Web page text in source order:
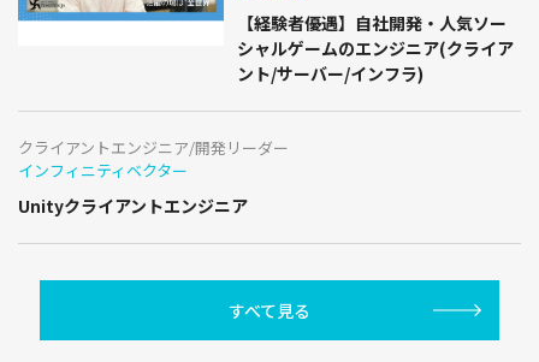
【経験者優遇】自社開発・人気ソー
シャルゲームのエンジニア(クライア
ント/サーバー/インフラ)
クライアントエンジニア/開発リーダー
インフィニティベクター
Unityクライアントエンジニア
すべて見る